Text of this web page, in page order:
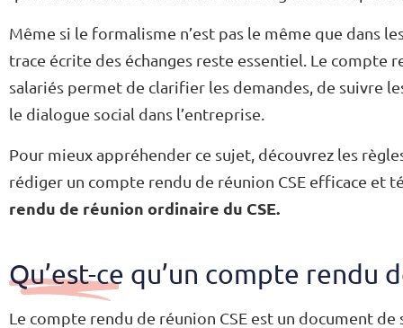
Même si le formalisme n’est pas le même que dans
trace écrite des échanges reste essentiel. Le compte
salariés permet de clarifier les demandes, de suivre
le dialogue social dans l’entreprise.
Pour mieux appréhender ce sujet, découvrez les
rédiger un compte rendu de réunion CSE efficace et
rendu de réunion ordinaire du CSE.
Qu’est-ce qu’un compte rendu
Le compte rendu de réunion CSE est un document